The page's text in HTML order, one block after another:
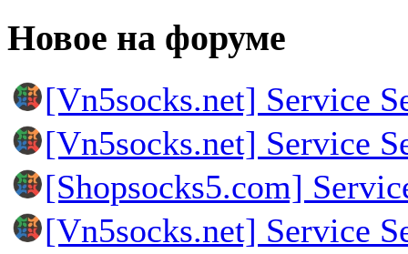
Новое на форуме
[Vn5socks.net] Service
[Vn5socks.net] Service
[Shopsocks5.com]
[Vn5socks.net] Service